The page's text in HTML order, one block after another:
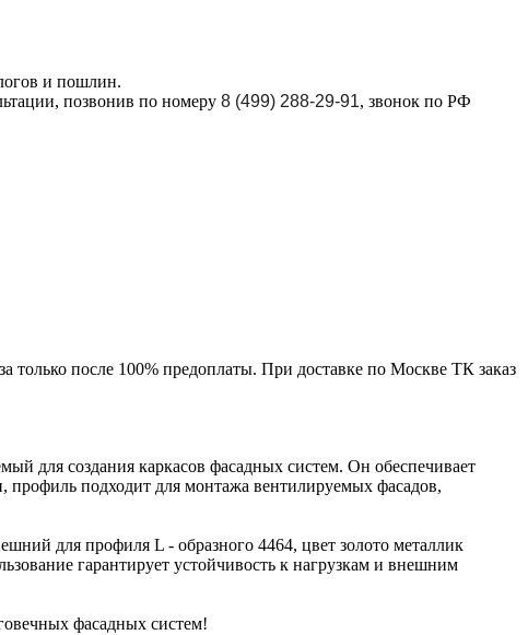
и пошлин.
позвонив по номеру 8 (499) 288-29-91, звонок по РФ
после 100% предоплаты. При доставке по Москве ТК заказ
для создания каркасов фасадных систем. Он обеспечивает
профиль подходит для монтажа вентилируемых фасадов,
для профиля L - образного 4464, цвет золото металлик
гарантирует устойчивость к нагрузкам и внешним
фасадных систем!